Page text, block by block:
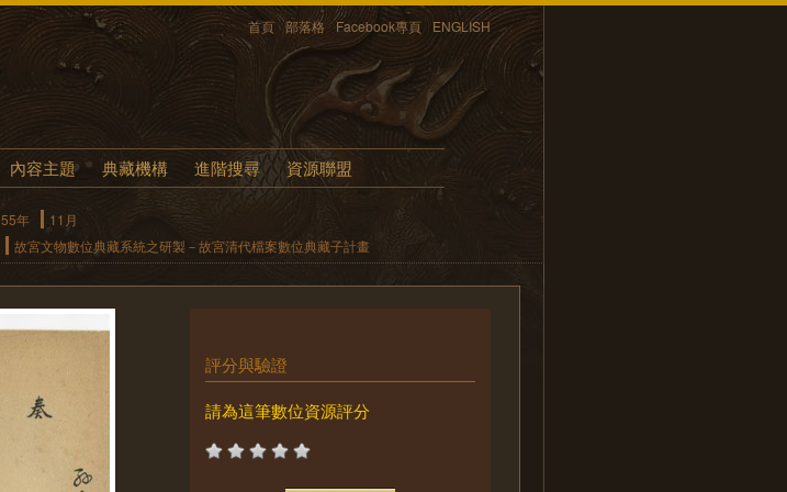
首頁 部落格 Facebook專頁 ENGLISH
內容主題 典藏機構 進階搜尋 資源聯盟
55年
11月
故宮文物數位典藏系統之研製－故宮清代檔案數位典藏子計畫
評分與驗證
請為這筆數位資源評分